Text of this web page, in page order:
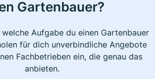
Gartenbauer?
Aufgabe du einen Gartenbauer
für dich unverbindliche Angebote
Fachbetrieben ein, die genau das
anbieten.